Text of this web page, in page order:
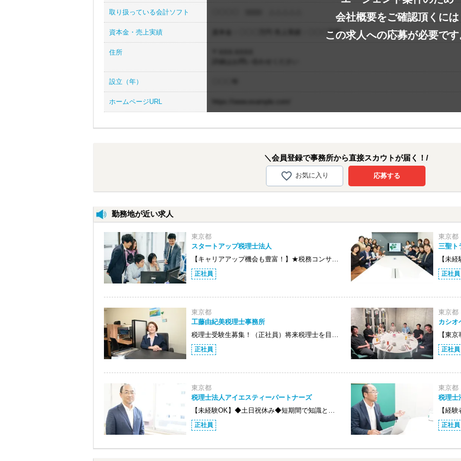
会社概要をご確認頂くには
この求人への応募が必要で
取り扱っている会計ソフト
資本金・売上実績 資本金：〇〇〇万円 売上実績：〇〇〇万円
住所
設立（年）
ホームページURL
＼会員登録で事務所から直接スカウトが届く！/
お気に入り 応募する
勤務地が近い求人
東京都
スタートアップ税理士法人
【キャリアアップ機会も豊富！】★税務コンサ…
正社員
東京都
三聖ト
【未
正社員
東京都
工藤由紀美税理士事務所
税理士受験生募集！（正社員）将来税理士を目…
正社員
東京都
カシオ
【東
正社員
東京都
税理士法人アイエスティーパートナーズ
【未経験OK】◆土日祝休み◆短期間で知識と…
正社員
東京都
税理士
【経
正社員